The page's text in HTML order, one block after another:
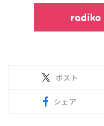
ポスト
シェア